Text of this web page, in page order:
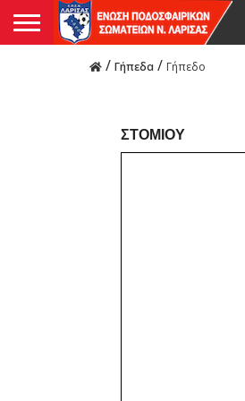
/ Γήπεδα / Γήπεδο
ΣΤΟΜΊΟΥ